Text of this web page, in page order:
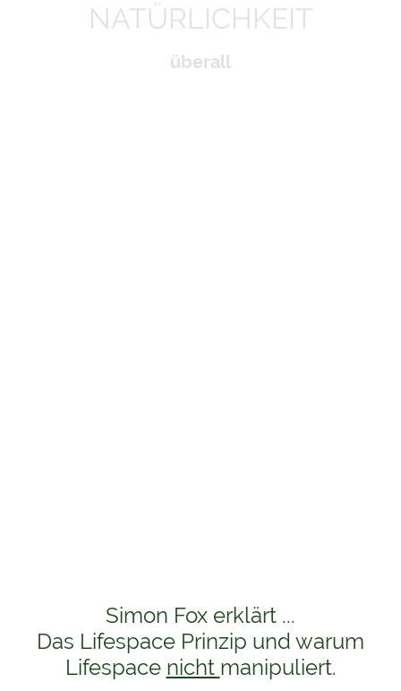
NATÜRLICHKEIT
überall
Simon Fox erklärt ...
Das Lifespace Prinzip und warum
Lifespace nicht manipuliert.